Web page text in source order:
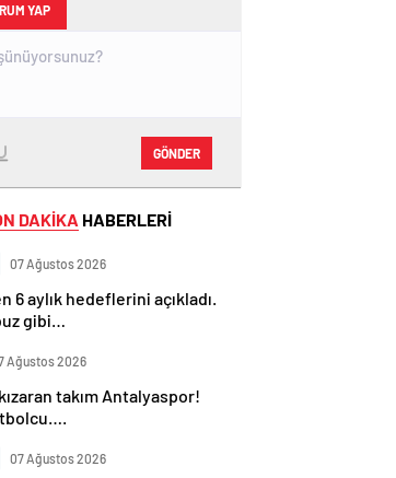
YAP
GÖNDER
DAKİKA HABERLERİ
07 Ağustos 2026
6 aylık hedeflerini açıkladı.
gibi…
Ağustos 2026
takım Antalyaspor!
07 Ağustos 2026